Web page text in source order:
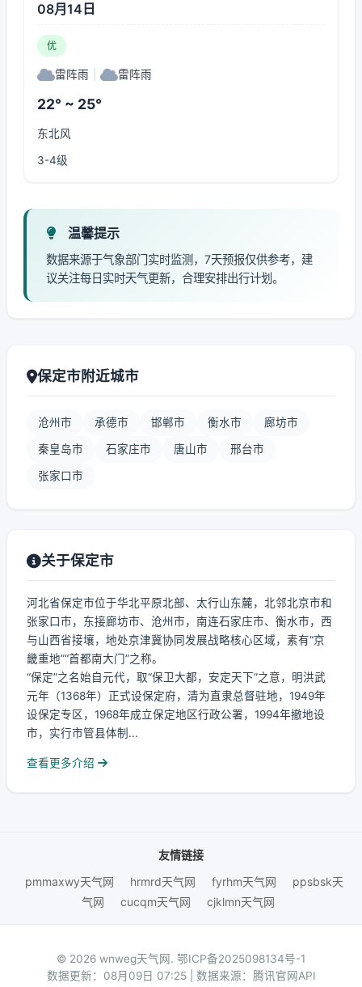
08月14日
优
雷阵雨 雷阵雨
22° ~ 25°
东北风
3-4级
温馨提示
数据来源于气象部门实时监测，7天预报仅供参考，建
议关注每日实时天气更新，合理安排出行计划。
保定市附近城市
沧州市 承德市 邯郸市 衡水市 廊坊市
秦皇岛市 石家庄市 唐山市 邢台市
张家口市
关于保定市
河北省保定市位于华北平原北部、太行山东麓，北邻北京市和
张家口市，东接廊坊市、沧州市，南连石家庄市、衡水市，西
与山西省接壤，地处京津冀协同发展战略核心区域，素有“京
畿重地”“首都南大门”之称。
“保定”之名始自元代，取“保卫大都，安定天下”之意，明洪武
元年（1368年）正式设保定府，清为直隶总督驻地，1949年
设保定专区，1968年成立保定地区行政公署，1994年撤地设
市，实行市管县体制...
查看更多介绍
友情链接
pmmaxwy天气网
hrmrd天气网 fyrhm天气网
ppsbsk天
气网
cucqm天气网 cjklmn天气网
© 2026 wnweg天气网. 鄂ICP备2025098134号-1
数据更新：08月09日 07:25 | 数据来源：腾讯官网API